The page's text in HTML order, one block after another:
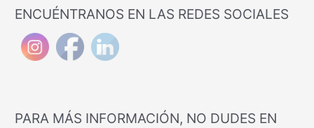
ENCUÉNTRANOS EN LAS REDES SOCIALES
PARA MÁS INFORMACIÓN, NO DUDES EN